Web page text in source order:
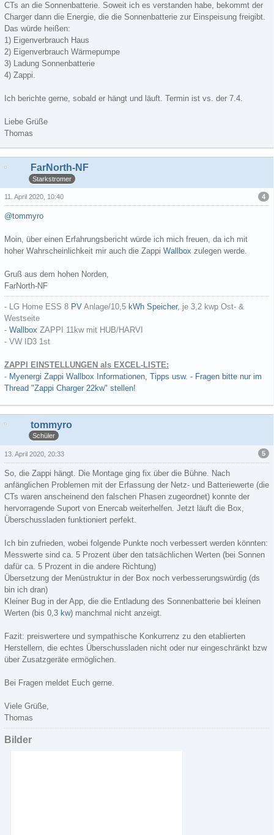
CTs an die Sonnenbatterie. Soweit ich es verstanden habe, bekommt der
Charger dann die Energie, die die Sonnenbatterie zur Einspeisung freigibt.
Das würde heißen:
1) Eigenverbrauch Haus
2) Eigenverbrauch Wärmepumpe
3) Ladung Sonnenbatterie
4) Zappi.
Ich berichte gerne, sobald er hängt und läuft. Termin ist vs. der 7.4.
Liebe Grüße
Thomas
FarNorth-NF
Starkstromer
4
11. April 2020, 10:40
@tommyro
Moin, über einen Erfahrungsbericht würde ich mich freuen, da ich mit
hoher Wahrscheinlichkeit mir auch die Zappi Wallbox zulegen werde.
Gruß aus dem hohen Norden,
FarNorth-NF
- LG Home ESS 8 PV Anlage/10,5 kWh Speicher, je 3,2 kwp Ost- &
Westseite
- Wallbox ZAPPI 11kw mit HUB/HARVI
- VW ID3 1st
ZAPPI EINSTELLUNGEN als EXCEL-LISTE:
- Myenergi Zappi Wallbox Informationen, Tipps usw. - Fragen bitte nur im
Thread "Zappi Charger 22kw" stellen!
tommyro
Schüler
5
13. April 2020, 20:33
So, die Zappi hängt. Die Montage ging fix über die Bühne. Nach
anfänglichen Problemen mit der Erfassung der Netz- und Batteriewerte (die
CTs waren anscheinend den falschen Phasen zugeordnet) konnte der
hervorragende Suport von Enercab weiterhelfen. Jetzt läuft die Box,
Überschussladen funktioniert perfekt.
Ich bin zufrieden, wobei folgende Punkte noch verbessert werden könnten:
Messwerte sind ca. 5 Prozent über den tatsächlichen Werten (bei Sonnen
dafür ca. 5 Prozent in die andere Richtung)
Übersetzung der Menüstruktur in der Box noch verbesserungswürdig (ds
bin ich dran)
Kleiner Bug in der App, die die Entladung des Sonnenbatterie bei kleinen
Werten (bis 0,3 kw) manchmal nicht anzeigt.
Fazit: preiswertere und sympathische Konkurrenz zu den etablierten
Herstellern, die echtes Überschussladen nicht oder nur eingeschränkt bzw
über Zusatzgeräte ermöglichen.
Bei Fragen meldet Euch gerne.
Viele Grüße,
Thomas
Bilder